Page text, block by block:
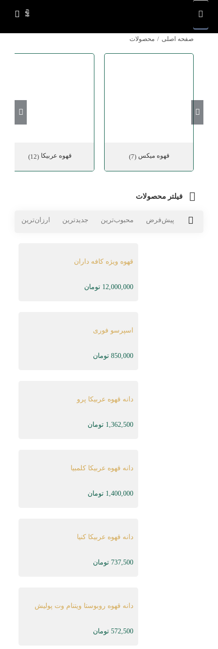
content
صفحه اصلی محصولات
قهوه میکس (7) قهوه عربیکا (12)
فیلتر محصولات
پیش‌فرض محبوب‌ترین جدیدترین ارزان‌ترین
قهوه ویژه کافه داران
12,000,000 تومان
اسپرسو فوری
850,000 تومان
دانه قهوه عربیکا پرو
1,362,500 تومان
دانه قهوه عربیکا کلمبیا
1,400,000 تومان
دانه قهوه عربیکا کنیا
737,500 تومان
دانه قهوه روبوستا ویتنام وت پولیش
572,500 تومان